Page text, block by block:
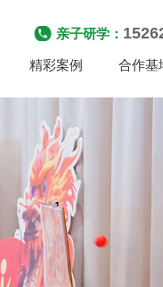
亲子研学：
精彩案例 合作基